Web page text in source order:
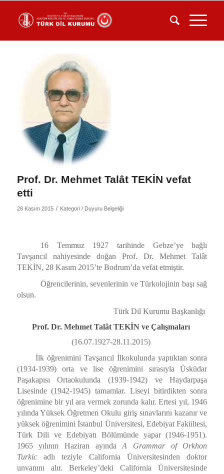
Prof. Dr. Mehmet Talât TEKİN vefat
etti
28 Kasım 2015 / Kategori / Duyuru Belgeliği
16 Temmuz 1927 tarihinde Gebze’ye bağlı
Tavşancıl nahiyesinde doğan Prof. Dr. Mehmet Talât
TEKİN, 28 Kasım 2015’te Bodrum’da vefat etmiştir.
Öğrencilerinin, sevenlerinin ve Türkolojinin başı sağ
olsun.
Türk Dil Kurumu Başkanlığı
Prof. Dr. Mehmet Talât TEKİN ve Çalışmaları
(16.07.1927-28.11.2015)
İlk öğrenimini Tavşancıl İlkokulunda yaptıktan sonra
(1934-1939) orta ve lise öğrenimini sırasıyla Üsküdar
Paşakapısı Ortaokulunda (1939-1942) ve Haydarpaşa
Lisesinde (1942-1945) tamamlar. Liseyi bitirdikten sonra
öğrenimine bir yıl ara vermek zorunda kalır. Ertesi yıl, 1946
yılında Yüksek Öğretmen Okulu giriş sınavlarını kazanır ve
yüksek öğrenimini İstanbul Üniversitesi, Edebiyat Fakültesi,
Türk Dili ve Edebiyatı Bölümünde yapar (1946-1951).
1965 yılının Haziran ayında
A Grammar of Orkhon
Turkic
adlı teziyle California Üniversitesinden doktor
unvanını alır. Berkeley’deki California Üniversitesinde